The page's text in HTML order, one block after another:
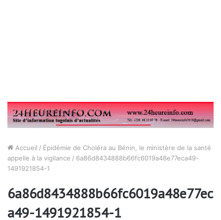
Accueil / Épidémie de Choléra au Bénin, le ministère de la santé
appelle à la vigilance / 6a86d8434888b66fc6019a48e77eca49-
1491921854-1
6a86d8434888b66fc6019a48e77ec
a49-1491921854-1